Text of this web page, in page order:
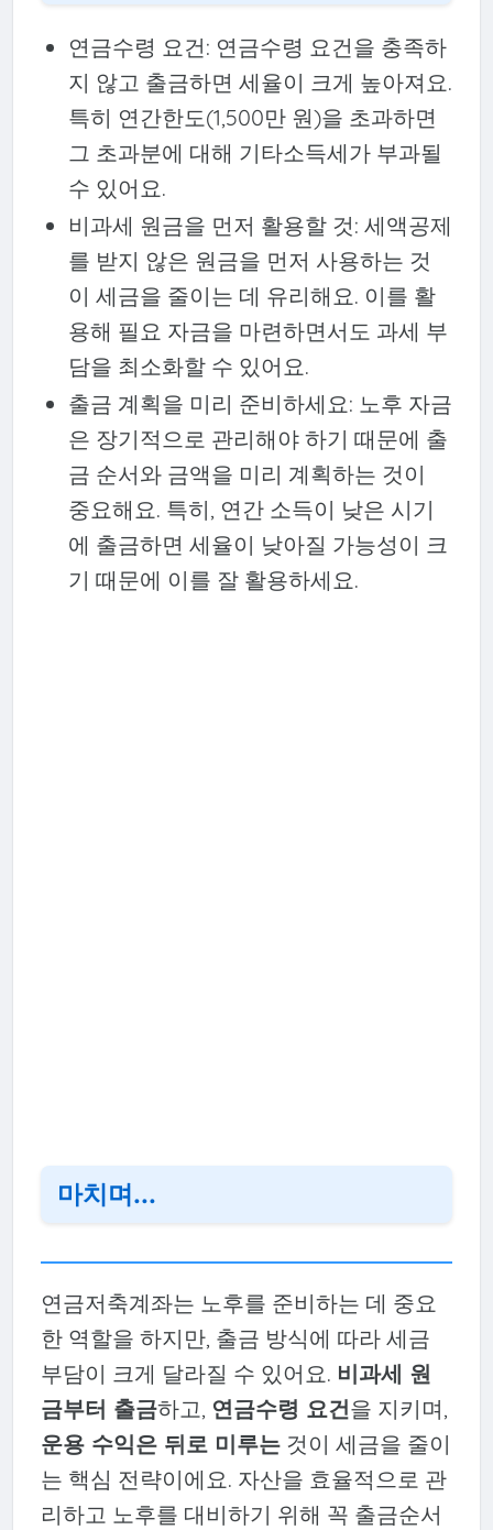
연금수령 요건: 연금수령 요건을 충족하
지 않고 출금하면 세율이 크게 높아져요.
특히 연간한도(1,500만 원)을 초과하면
그 초과분에 대해 기타소득세가 부과될
수 있어요.
비과세 원금을 먼저 활용할 것: 세액공제
를 받지 않은 원금을 먼저 사용하는 것
이 세금을 줄이는 데 유리해요. 이를 활
용해 필요 자금을 마련하면서도 과세 부
담을 최소화할 수 있어요.
출금 계획을 미리 준비하세요: 노후 자금
은 장기적으로 관리해야 하기 때문에 출
금 순서와 금액을 미리 계획하는 것이
중요해요. 특히, 연간 소득이 낮은 시기
에 출금하면 세율이 낮아질 가능성이 크
기 때문에 이를 잘 활용하세요.
마치며...
연금저축계좌는 노후를 준비하는 데 중요
한 역할을 하지만, 출금 방식에 따라 세금
부담이 크게 달라질 수 있어요. 비과세 원
금부터 출금하고, 연금수령 요건을 지키며,
운용 수익은 뒤로 미루는것이 세금을 줄이
는 핵심 전략이에요. 자산을 효율적으로 관
리하고 노후를 대비하기 위해 꼭 출금순서